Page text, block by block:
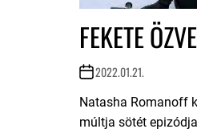
FEKETE
2022.01.21.
Natasha Romanoff
múltja sötét